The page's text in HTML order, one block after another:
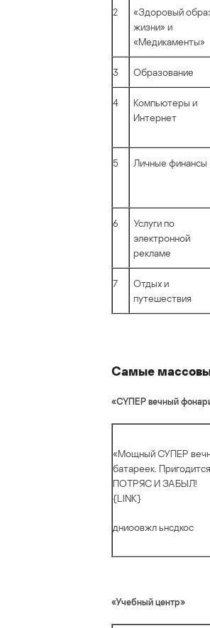
2
«Здоровый
жизни» и
«Медикаменты»
3 Образование
4
Компьютеры и
Интернет
5 Личные финансы
6
Услуги по
электронной
рекламе
7
Отдых и
путешествия
Самые
«CYПЕР вeчный
«Мощный СУПЕР
батареек.
ПОТРЯС И ЗАБЫЛ!
{LINK}
дниоовжл ьнсдкос
«Учебный цeнтp»